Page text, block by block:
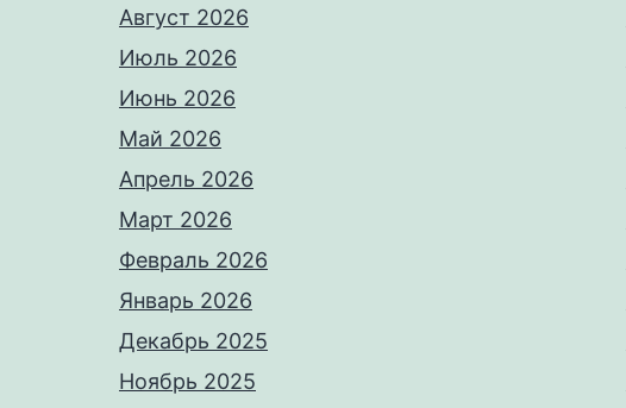
Август 2026
Июль 2026
Июнь 2026
Май 2026
Апрель 2026
Март 2026
Февраль 2026
Январь 2026
Декабрь 2025
Ноябрь 2025